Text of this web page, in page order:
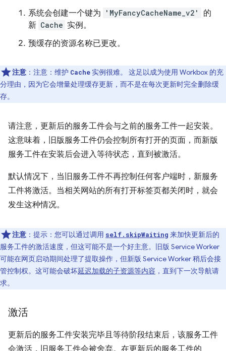
系统会创建一个键为 'MyFancyCacheName_v2'
的
新 Cache 实例。
预缓存的资源名称已更改。
注意 ：注意：维护 Cache 实例很难。 这足以成为使用 Workbox 的充
分理由，因为它会增量处理缓存更新，而不是在每次更新时完全删除缓
存。
请注意，更新后的服务工件会与之前的服务工件一起安装。
这意味着，旧版服务工件仍会控制所有打开的页面，而新版
服务工件在安装后会进入等待状态，直到被激活。
默认情况下，当旧服务工件不再控制任何客户端时，新服务
工件将激活。当相关网站的所有打开标签页都关闭时，就会
发生这种情况。
注意 ：提示：您可以通过调用 self.skipWaiting 来加快更新后的
服务工件的激活速度，但这可能不是一个好主意。旧版 Service Worker
可能在网页启动期间处理了提取操作，但新版 Service Worker 稍后会接
管控制权。这可能会破坏延迟加载的子资源等内容 ，直到下一次导航请
求。
激活
更新后的服务工件安装完毕且等待阶段结束后，该服务工件
会激活，旧服务工件会被舍弃。在更新后的服务工件的